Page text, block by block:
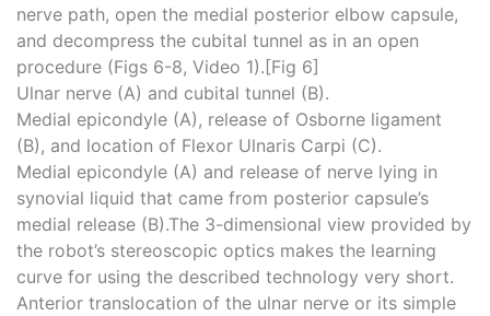
nerve path, open the medial posterior elbow capsule,
and decompress the cubital tunnel as in an open
procedure (Figs 6-8, Video 1).[Fig 6]
Ulnar nerve (A) and cubital tunnel (B).
Medial epicondyle (A), release of Osborne ligament
(B), and location of Flexor Ulnaris Carpi (C).
Medial epicondyle (A) and release of nerve lying in
synovial liquid that came from posterior capsule’s
medial release (B).The 3-dimensional view provided by
the robot’s stereoscopic optics makes the learning
curve for using the described technology very short.
Anterior translocation of the ulnar nerve or its simple